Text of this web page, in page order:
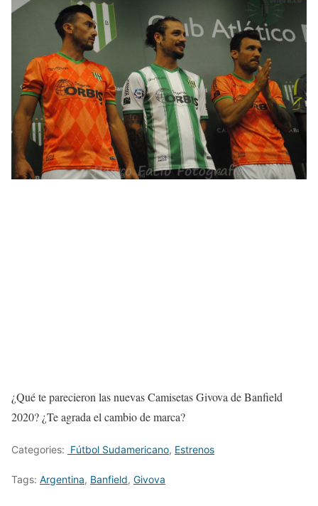
¿Qué te parecieron las nuevas Camisetas Givova de Banfield
2020? ¿Te agrada el cambio de marca?
Categories: Fútbol Sudamericano, Estrenos
Tags: Argentina, Banfield, Givova